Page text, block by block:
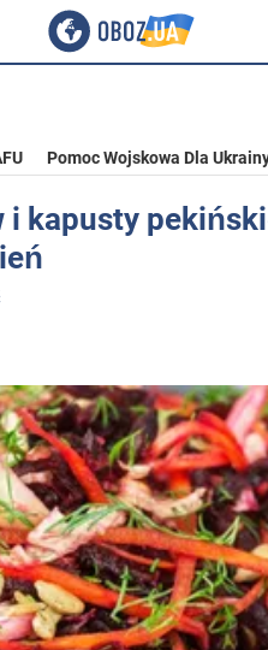
Pomoc Wojskowa Dla
i kapusty